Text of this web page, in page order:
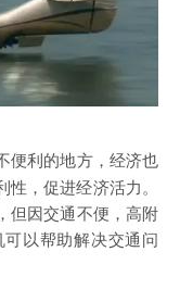
便利的地方，经济也
性，促进经济活力。
但因交通不便，高附
以帮助解决交通问